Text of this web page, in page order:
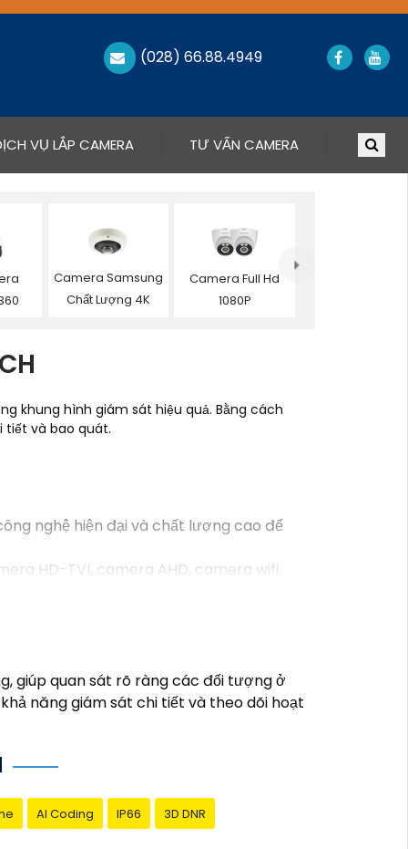
(028) 66.88.4949
VỤ LẮP CAMERA TƯ VẤN CAMERA
Camera Samsung
Chất Lượng 4K
Camera Full Hd
1080P
khung hình giám sát hiệu quả. Bằng cách
tiết và bao quát.
nghệ hiện đại và chất lượng cao để
HD-TVI, camera AHD, camera wifi,
giúp quan sát rõ ràng các đối tượng ở
năng giám sát chi tiết và theo dõi hoạt
AI Coding IP66 3D DNR